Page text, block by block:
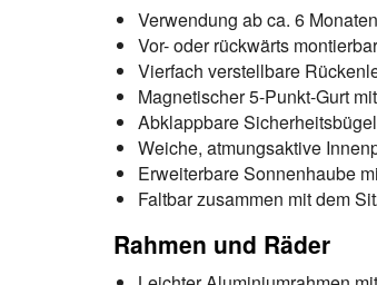
Verwendung ab ca. 6
Vor- oder rückwärts montierbar
Vierfach verstellbare
Magnetischer 5-Punkt-Gurt
Abklappbare
Weiche, atmungsaktive
Erweiterbare Sonnenhaube
Faltbar zusammen mit dem
Rahmen und Räder